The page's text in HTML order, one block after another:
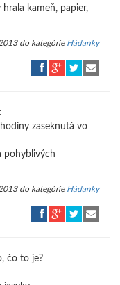
kameň, papier,
do kategórie Hádanky
zaseknutá vo
pohyblivých
do kategórie Hádanky
čo to je?